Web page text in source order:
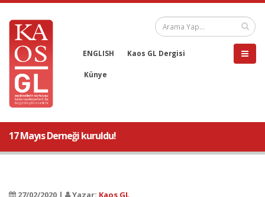
ENGLISH Kaos GL Dergisi
Künye
17 Mayıs Derneği kuruldu!
27/02/2020 | Yazar: Kaos GL